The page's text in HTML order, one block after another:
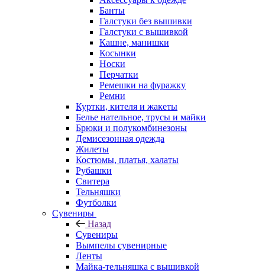
Банты
Галстуки без вышивки
Галстуки с вышивкой
Кашне, манишки
Косынки
Носки
Перчатки
Ремешки на фуражку
Ремни
Куртки, кителя и жакеты
Белье нательное, трусы и майки
Брюки и полукомбинезоны
Демисезонная одежда
Жилеты
Костюмы, платья, халаты
Рубашки
Свитера
Тельняшки
Футболки
Сувениры
Назад
Сувениры
Вымпелы сувенирные
Ленты
Майка-тельняшка с вышивкой